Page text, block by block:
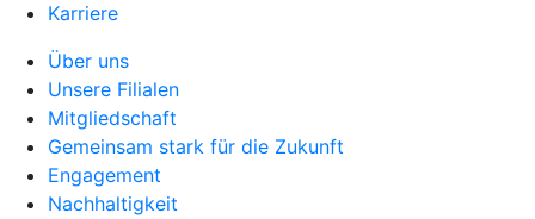
Karriere
Über uns
Unsere Filialen
Mitgliedschaft
Gemeinsam stark für die Zukunft
Engagement
Nachhaltigkeit